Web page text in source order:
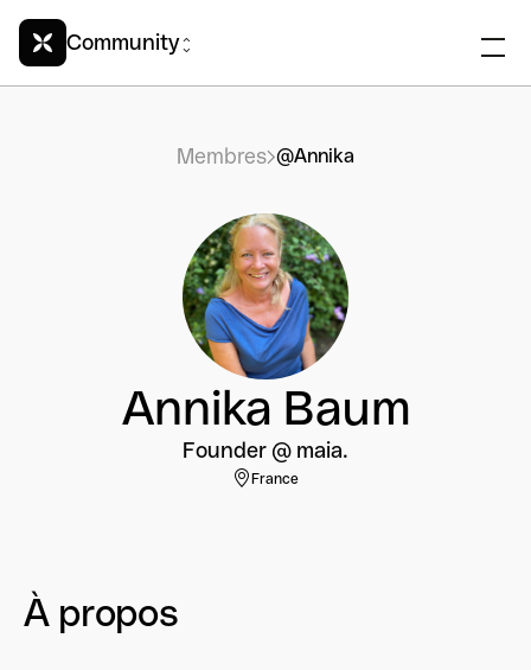
Community
Membres @Annika
Annika Baum
Founder @ maia.
France
À propos